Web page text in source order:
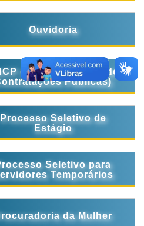
Ouvidoria
( Portal Nacional de
Públicas)
Processo Seletivo de
Estágio
Seletivo para
Temporários
da Mulher